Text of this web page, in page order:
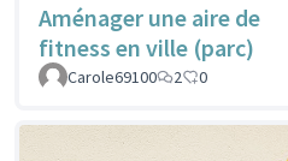
Aménager une aire de
fitness en ville (parc)
Carole69100
2 0